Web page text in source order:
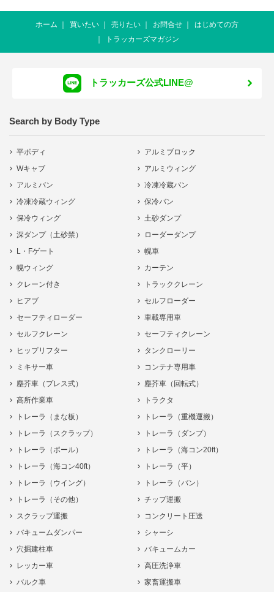
ホーム 買いたい 売りたい お問合せ
はじめての方
トラッカーズマガジン
トラッカーズ公式LINE@
Search by Body Type
平ボディ
アルミブロック
Wキャブ
アルミウィング
アルミバン
冷凍冷蔵バン
冷凍冷蔵ウィング
保冷バン
保冷ウィング
土砂ダンプ
深ダンプ（土砂禁）
ローダーダンプ
L・Fゲート
幌車
幌ウィング
カーテン
クレーン付き
トラッククレーン
ヒアブ
セルフローダー
セーフティローダー
車載専用車
セルフクレーン
セーフティクレーン
ヒップリフター
タンクローリー
ミキサー車
コンテナ専用車
塵芥車（プレス式）
塵芥車（回転式）
高所作業車
トラクタ
トレーラ（まな板）
トレーラ（重機運搬）
トレーラ（スクラップ）
トレーラ（ダンプ）
トレーラ（ポール）
トレーラ（海コン20ft）
トレーラ（海コン40ft）
トレーラ（平）
トレーラ（ウイング）
トレーラ（バン）
トレーラ（その他）
チップ運搬
スクラップ運搬
コンクリート圧送
バキュームダンパー
シャーシ
穴掘建柱車
バキュームカー
レッカー車
高圧洗浄車
バルク車
家畜運搬車